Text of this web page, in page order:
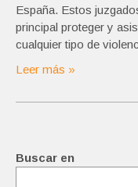
España. Estos
principal proteger y
cualquier tipo de
Leer más »
Buscar en